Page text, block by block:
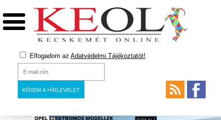
Elfogadom az Adatvédelmi Tájékoztatót!